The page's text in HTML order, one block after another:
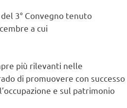
3° Convegno tenuto
a cui
più rilevanti nelle
di promuovere con successo
e sul patrimonio